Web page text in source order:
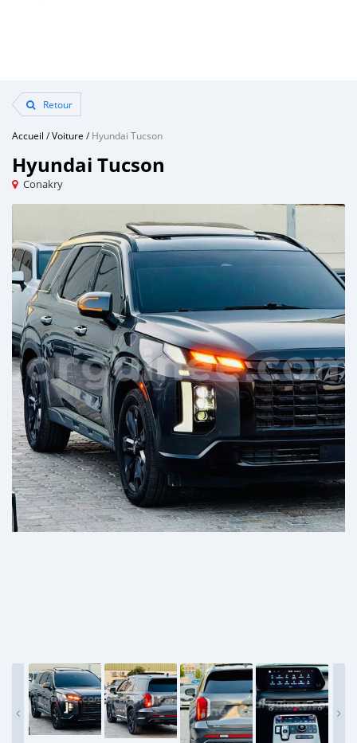
Retour
Accueil /Voiture /Hyundai Tucson
Hyundai Tucson
Conakry